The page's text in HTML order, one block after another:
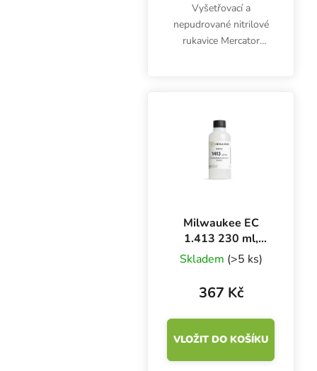
Vyšetřovací a
nepudrované nitrilové
rukavice Mercator
třídy a prostředek
individuální ochrany...
Milwaukee EC
1.413 230 ml,
kalibrační roztok
Skladem (>5 ks)
367 Kč
VLOŽIT DO KOŠÍKU